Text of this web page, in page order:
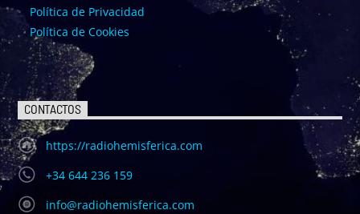
Política de Privacidad
Política de Cookies
CONTACTOS
https://radiohemisferica.com
+34 644 236 159
info@radiohemisferica.com